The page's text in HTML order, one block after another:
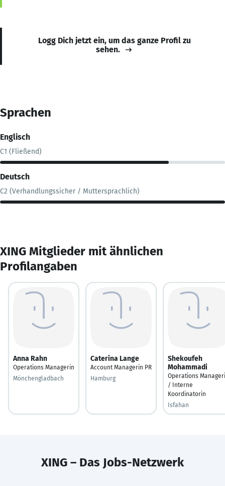
Logg Dich jetzt ein, um das ganze Profil zu
sehen.
Sprachen
Englisch
C1 (Fließend)
Deutsch
C2 (Verhandlungssicher / Muttersprachlich)
XING Mitglieder mit ähnlichen
Profilangaben
Anna Rahn
Operations Managerin
Mönchengladbach
Caterina Lange
Account Managerin PR
Hamburg
Shekoufeh
Mohammadi
Operations
/ Interne
Koordinatorin
Isfahan
XING – Das Jobs-Netzwerk